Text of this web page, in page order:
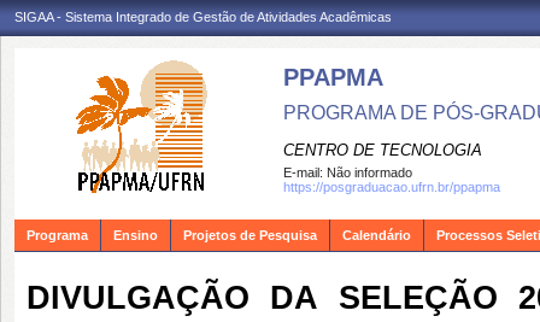
SIGAA - Sistema Integrado de Gestão de Atividades Acadêmicas
PPAPMA
PROGRAMA DE PÓS-
CENTRO DE TECNOLOGIA
E-mail: Não informado
https://posgraduacao.ufrn.br/ppapma
Programa Ensino Projetos de Pesquisa Calendário Processos
DIVULGAÇÃO DA SELEÇÃO